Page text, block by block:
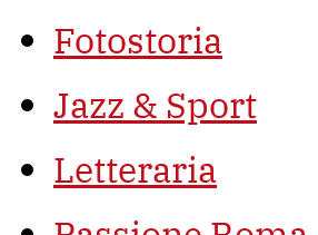
Fotostoria
Jazz & Sport
Letteraria